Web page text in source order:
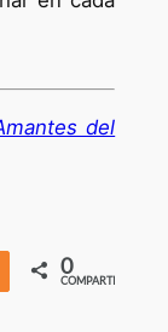
del
Compartir
0
COMPARTIR